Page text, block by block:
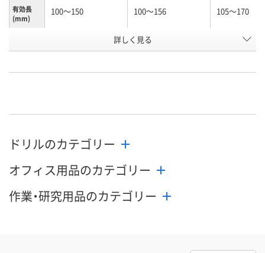
有効長
(mm)
100～150 100～156 105～170
N261156 K960603
カゴへ
詳しく見る
ドリルのカテゴリー
オフィス用品のカテゴリー
作業・研究用品のカテゴリー